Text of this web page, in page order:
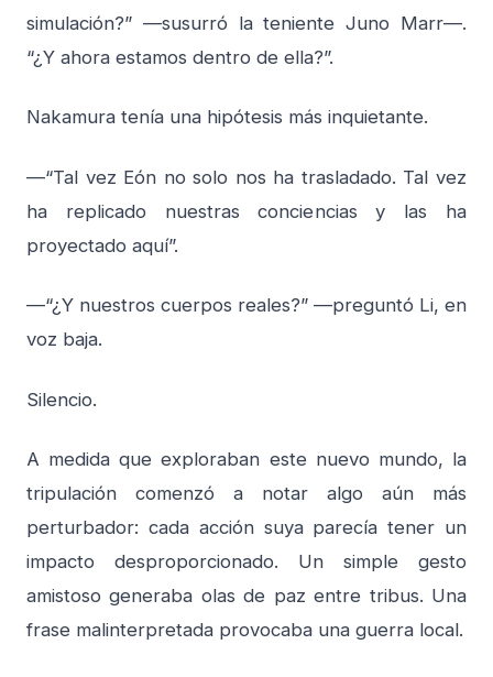
simulación?” —susurró la teniente Juno Marr—.
“¿Y ahora estamos dentro de ella?”.
Nakamura tenía una hipótesis más inquietante.
—“Tal vez Eón no solo nos ha trasladado. Tal vez
ha replicado nuestras conciencias y las ha
proyectado aquí”.
—“¿Y nuestros cuerpos reales?” —preguntó Li, en
voz baja.
Silencio.
A medida que exploraban este nuevo mundo, la
tripulación comenzó a notar algo aún más
perturbador: cada acción suya parecía tener un
impacto desproporcionado. Un simple gesto
amistoso generaba olas de paz entre tribus. Una
frase malinterpretada provocaba una guerra local.